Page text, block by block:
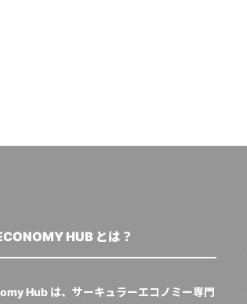
HUB とは？
Hub は、サーキュラーエコノミー専門